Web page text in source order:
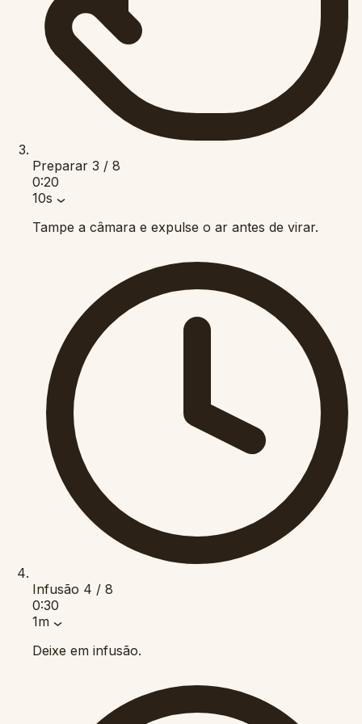
Preparar 3 / 8
0:20
10s
Tampe a câmara e expulse o ar antes de virar.
Infusão 4 / 8
0:30
1m
Deixe em infusão.